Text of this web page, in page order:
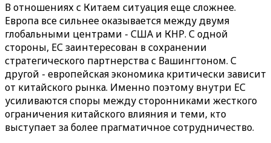
В отношениях с Китаем ситуация еще сложнее.
Европа все сильнее оказывается между двумя
глобальными центрами - США и КНР. С одной
стороны, ЕС заинтересован в сохранении
стратегического партнерства с Вашингтоном. С
другой - европейская экономика критически зависит
от китайского рынка. Именно поэтому внутри ЕС
усиливаются споры между сторонниками жесткого
ограничения китайского влияния и теми, кто
выступает за более прагматичное сотрудничество.